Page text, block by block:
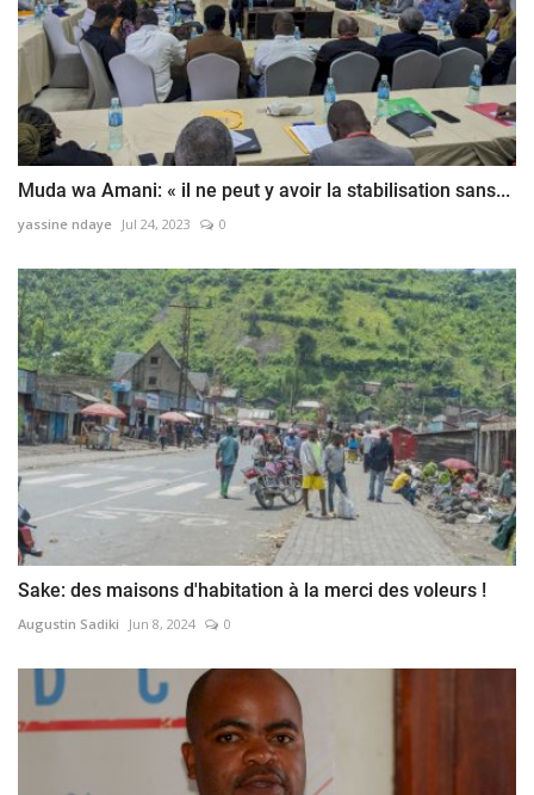
Muda wa Amani: « il ne peut y avoir la stabilisation sans...
yassine ndaye Jul 24, 2023 0
Sake: des maisons d'habitation à la merci des voleurs !
Augustin Sadiki Jun 8, 2024 0